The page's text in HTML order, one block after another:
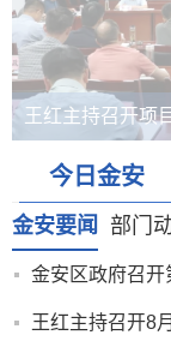
王红主持召开项
今日金安
金安要闻 部门
金安区政府召开
王红主持召开8